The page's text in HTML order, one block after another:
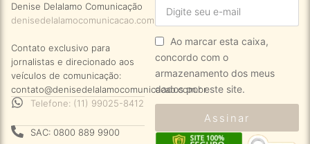
Denise Delalamo Comunicação
denisedelalamocomunicacao.com.br
Contato exclusivo para
jornalistas e direcionado aos
veículos de comunicação:
contato@denisedelalamocomunicacao.com.br
Telefone: (11) 99025-8412
SAC: 0800 889 9900
Ao marcar esta caixa,
concordo com o
armazenamento dos meus
dados por este site.
Assinar